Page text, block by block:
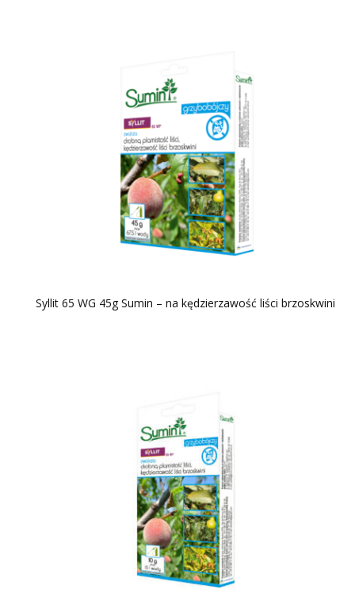
Syllit 65 WG 45g Sumin – na kędzierzawość liści brzoskwini